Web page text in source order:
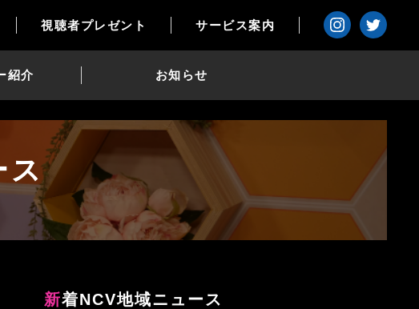
視聴者プレゼント サービス案内
紹介 お知らせ
ス
新着NCV地域ニュース